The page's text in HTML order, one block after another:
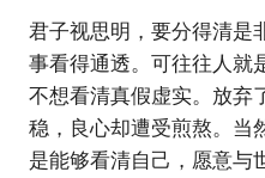
君子视思明，要分得清是
事看得通透。可往往人就
不想看清真假虚实。放弃
稳，良心却遭受煎熬。当
是能够看清自己，愿意与